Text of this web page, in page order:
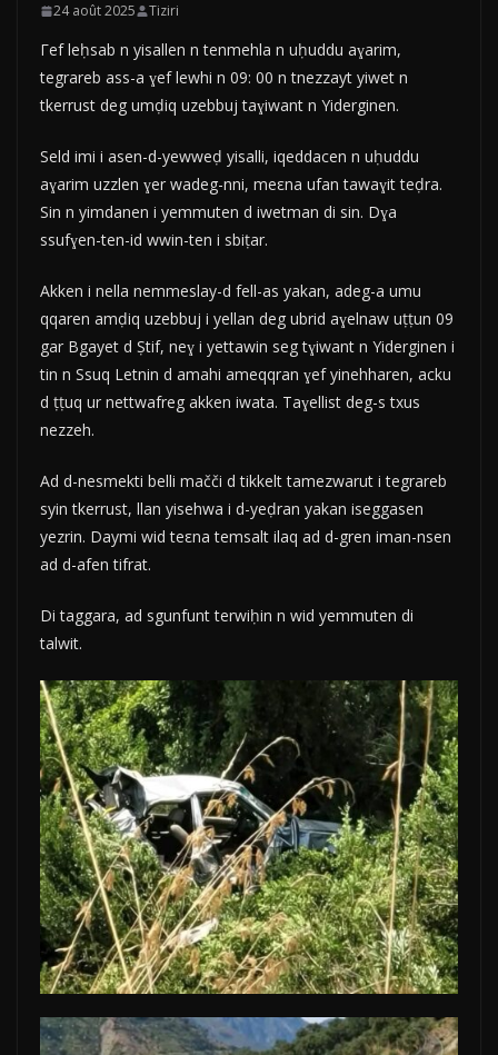
24 août 2025 Tiziri
Γef leḥsab n yisallen n tenmehla n uḥuddu aɣarim,
tegrareb ass-a ɣef lewhi n 09: 00 n tnezzayt yiwet n
tkerrust deg umḍiq uzebbuj taɣiwant n Yiderginen.
Seld imi i asen-d-yewweḍ yisalli, iqeddacen n uḥuddu
aɣarim uzzlen ɣer wadeg-nni, meεna ufan tawaɣit teḍra.
Sin n yimdanen i yemmuten d iwetman di sin. Dɣa
ssufɣen-ten-id wwin-ten i sbiṭar.
Akken i nella nemmeslay-d fell-as yakan, adeg-a umu
qqaren amḍiq uzebbuj i yellan deg ubrid aɣelnaw uṭṭun 09
gar Bgayet d Ṣtif, neɣ i yettawin seg tɣiwant n Yiderginen i
tin n Ssuq Letnin d amahi ameqqran ɣef yinehharen, acku
d ṭṭuq ur nettwafreg akken iwata. Taɣellist deg-s txus
nezzeh.
Ad d-nesmekti belli mačči d tikkelt tamezwarut i tegrareb
syin tkerrust, llan yisehwa i d-yeḍran yakan iseggasen
yezrin. Daymi wid teεna temsalt ilaq ad d-gren iman-nsen
ad d-afen tifrat.
Di taggara, ad sgunfunt terwiḥin n wid yemmuten di
talwit.